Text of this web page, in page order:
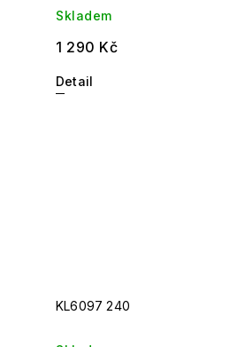
Skladem
1 290 Kč
Detail
KL6097 240